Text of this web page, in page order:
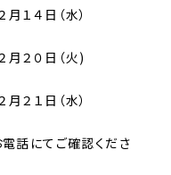
１４日（水）
２０日（火)
２１日（水）
話にてご確認くださ